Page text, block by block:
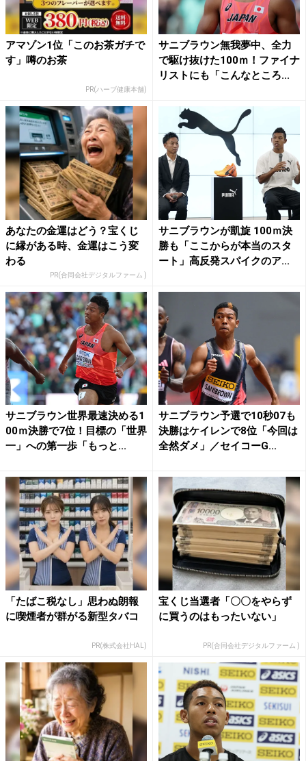
アマゾン1位「このお茶ガチで
す」噂のお茶
PR(ハーブ健康本舗)
サニブラウン無我夢中、全力
で駆け抜けた100ｍ！ファイナ
リストにも「こんなところ...
あなたの金運はどう？宝くじ
に縁がある時、金運はこう変
わる
PR(合同会社デジタルファーム )
サニブラウンが凱旋 100ｍ決
勝も「ここからが本当のスタ
ート」高反発スパイクのア...
サニブラウン世界最速決める1
00ｍ決勝で7位！目標の「世界
一」への第一歩「もっと...
サニブラウン予選で10秒07も
決勝はケイレンで8位「今回は
全然ダメ」／セイコーG...
「たばこ税なし」思わぬ朗報
に喫煙者が群がる新型タバコ
PR(株式会社HAL)
宝くじ当選者「〇〇をやらず
に買うのはもったいない」
PR(合同会社デジタルファーム )